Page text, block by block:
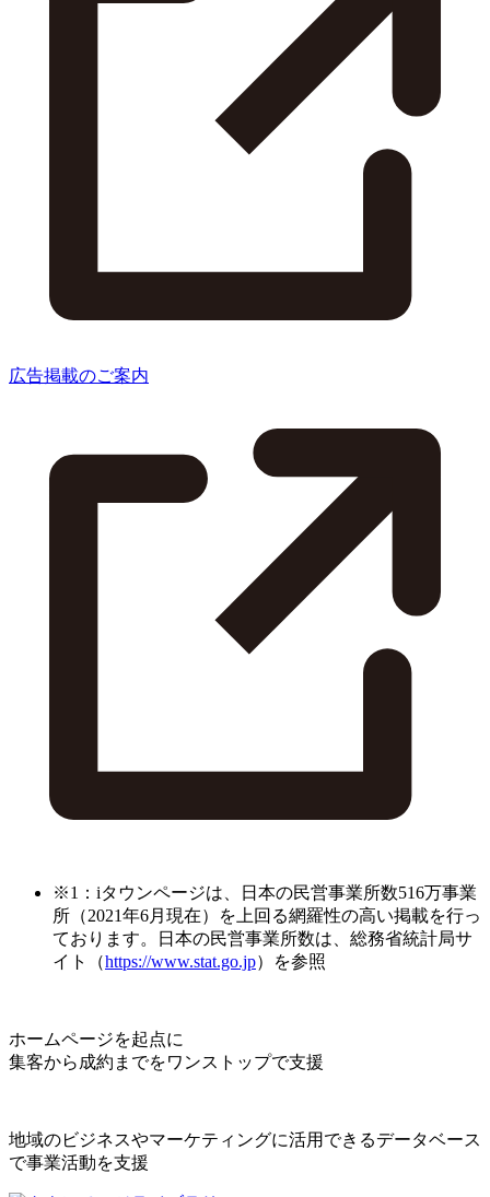
広告掲載のご案内
※1：iタウンページは、日本の民営事業所数516万事業
所（2021年6月現在）を上回る網羅性の高い掲載を行っ
ております。日本の民営事業所数は、総務省統計局サ
イト（https://www.stat.go.jp）を参照
ホームページを起点に
集客から成約までをワンストップで支援
地域のビジネスやマーケティングに活用できるデータベース
で事業活動を支援